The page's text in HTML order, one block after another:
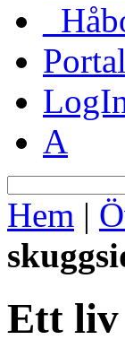
A
Hem |
Ett liv